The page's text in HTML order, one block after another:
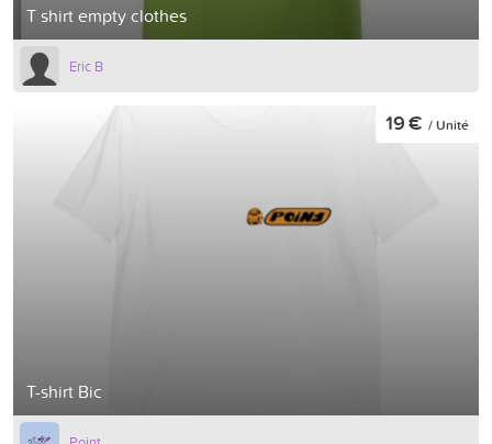
T shirt empty clothes
Eric B
T-shirt Bic
19 € / Unité